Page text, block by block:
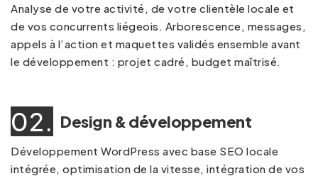
Analyse de votre activité, de votre clientèle locale et
de vos concurrents liégeois. Arborescence, messages,
appels à l’action et maquettes validés ensemble avant
le développement : projet cadré, budget maîtrisé.
02. Design & développement
Développement WordPress avec base SEO locale
intégrée, optimisation de la vitesse, intégration de vos